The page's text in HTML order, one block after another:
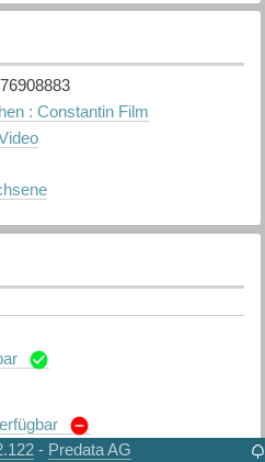
: Constantin Film
- Predata AG